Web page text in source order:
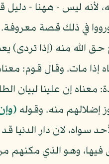
ليس - ههنا - دليل
في ذلك قصة
الله منه (إذا تردى)
مات. وقال قوم:
معناه إن علينا
إضلالهم منه. وقوله
سواه، لان دار الدنيا
فيها، وهو الذي